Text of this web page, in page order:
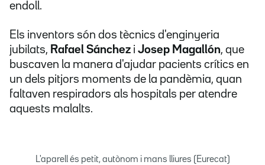
endoll.
Els inventors són dos tècnics d'enginyeria
jubilats, Rafael Sánchez i Josep Magallón, que
buscaven la manera d'ajudar pacients crítics en
un dels pitjors moments de la pandèmia, quan
faltaven respiradors als hospitals per atendre
aquests malalts.
L'aparell és petit, autònom i mans lliures (Eurecat)